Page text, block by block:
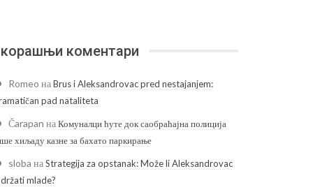
коментари
Romeo наBrus i Aleksandrovac pred nestajanjem:
pad nataliteta
Čarapan наКомуналци ћуте док саобраћајна полиција
хиљаду казне за бахато паркирање
sloba наStrategija za opstanak: Može li Aleksandrovac
mlade?